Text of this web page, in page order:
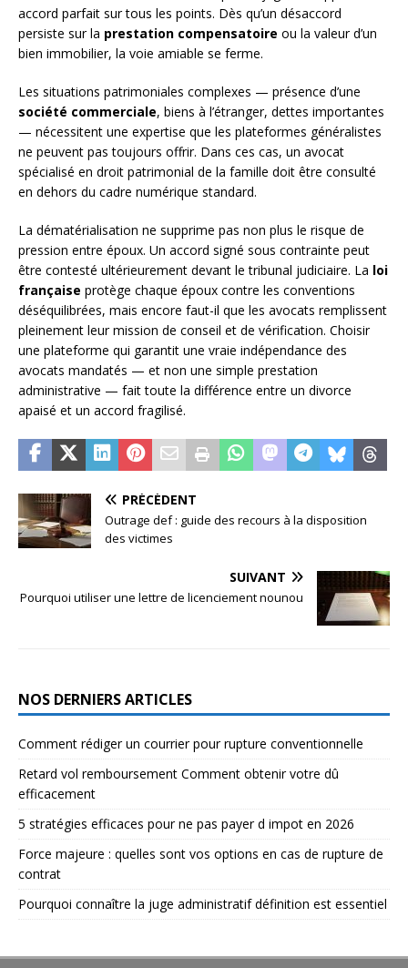
accord parfait sur tous les points. Dès qu’un désaccord
persiste sur la prestation compensatoire ou la valeur d’un
bien immobilier, la voie amiable se ferme.
Les situations patrimoniales complexes — présence d’une
société commerciale, biens à l’étranger, dettes importantes
— nécessitent une expertise que les plateformes généralistes
ne peuvent pas toujours offrir. Dans ces cas, un avocat
spécialisé en droit patrimonial de la famille doit être consulté
en dehors du cadre numérique standard.
La dématérialisation ne supprime pas non plus le risque de
pression entre époux. Un accord signé sous contrainte peut
être contesté ultérieurement devant le tribunal judiciaire. La loi
française protège chaque époux contre les conventions
déséquilibrées, mais encore faut-il que les avocats remplissent
pleinement leur mission de conseil et de vérification. Choisir
une plateforme qui garantit une vraie indépendance des
avocats mandatés — et non une simple prestation
administrative — fait toute la différence entre un divorce
apaisé et un accord fragilisé.
PRÉCÉDENT
Outrage def : guide des recours à la disposition
des victimes
SUIVANT
Pourquoi utiliser une lettre de licenciement nounou
NOS DERNIERS ARTICLES
Comment rédiger un courrier pour rupture conventionnelle
Retard vol remboursement Comment obtenir votre dû
efficacement
5 stratégies efficaces pour ne pas payer d impot en 2026
Force majeure : quelles sont vos options en cas de rupture de
contrat
Pourquoi connaître la juge administratif définition est essentiel